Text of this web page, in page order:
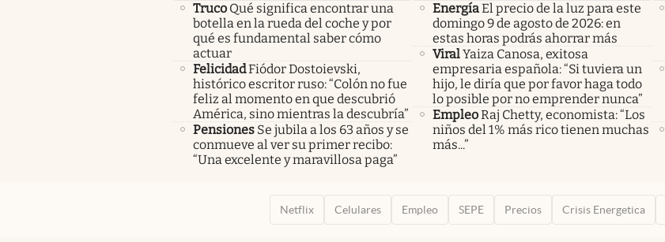
Truco Qué significa encontrar una
botella en la rueda del coche y por
qué es fundamental saber cómo
actuar
FelicidadFiódor Dostoievski,
histórico escritor ruso: “Colón no fue
feliz al momento en que descubrió
América, sino mientras la descubría”
Pensiones Se jubila a los 63 años y se
conmueve al ver su primer recibo:
“Una excelente y maravillosa paga”
EnergíaEl precio de la luz para este
domingo 9 de agosto de 2026: en
estas horas podrás ahorrar más
ViralYaiza Canosa, exitosa
empresaria española: “Si tuviera un
hijo, le diría que por favor haga todo
lo posible por no emprender nunca”
EmpleoRaj Chetty, economista: “Los
niños del 1% más rico tienen muchas
más...”
Netflix Celulares Empleo SEPE Precios Crisis Energetica